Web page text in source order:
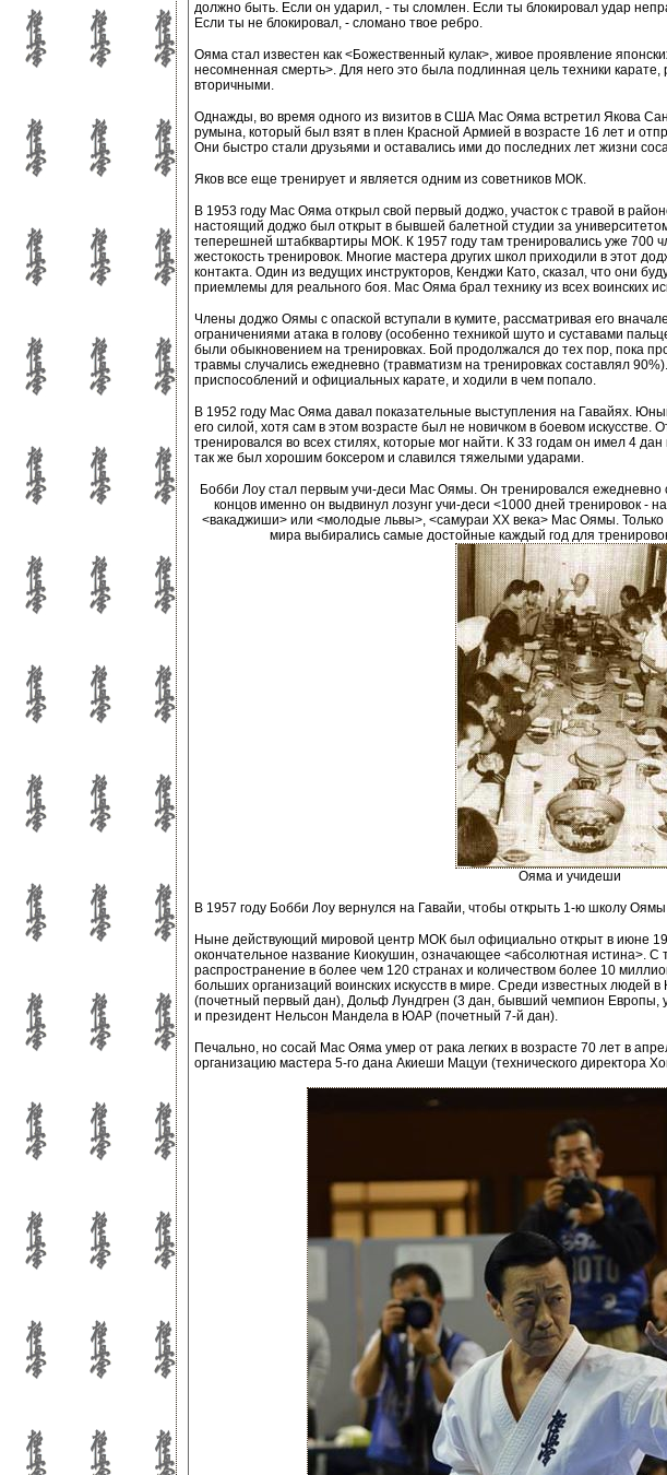
должно быть. Если он ударил, - ты сломлен. Если ты блокировал удар
Если ты не блокировал, - сломано твое ребро.
Ояма стал известен как <Божественный кулак>, живое проявление
несомненная смерть>. Для него это была подлинная цель техники
вторичными.
Однажды, во время одного из визитов в США Мас Ояма встретил Якова
румына, который был взят в плен Красной Армией в возрасте 16 лет и
Они быстро стали друзьями и оставались ими до последних лет жизни
Яков все еще тренирует и является одним из советников МОК.
В 1953 году Мас Ояма открыл свой первый доджо, участок с травой в
настоящий доджо был открыт в бывшей балетной студии за
теперешней штабквартиры МОК. К 1957 году там тренировались уже 700
жестокость тренировок. Многие мастера других школ приходили в этот
контакта. Один из ведущих инструкторов, Кенджи Като, сказал, что они
приемлемы для реального боя. Мас Ояма брал технику из всех воинских
Члены доджо Оямы с опаской вступали в кумите, рассматривая его
ограничениями атака в голову (особенно техникой шуто и суставами
были обыкновением на тренировках. Бой продолжался до тех пор, пока
травмы случались ежедневно (травматизм на тренировках составлял
приспособлений и официальных карате, и ходили в чем попало.
В 1952 году Мас Ояма давал показательные выступления на Гавайях.
его силой, хотя сам в этом возрасте был не новичком в боевом искусстве.
тренировался во всех стилях, которые мог найти. К 33 годам он имел 4
так же был хорошим боксером и славился тяжелыми ударами.
Бобби Лоу стал первым учи-деси Мас Оямы. Он тренировался ежедневно
концов именно он выдвинул лозунг учи-деси <1000 дней тренировок -
<вакаджиши> или <молодые львы>, <самураи XX века> Мас Оямы. Только
мира выбирались самые достойные каждый год для
Ояма и учидеши
В 1957 году Бобби Лоу вернулся на Гавайи, чтобы открыть 1-ю школу
Ныне действующий мировой центр МОК был официально открыт в июне
окончательное название Киокушин, означающее <абсолютная истина>. С
распространение в более чем 120 странах и количеством более 10
больших организаций воинских искусств в мире. Среди известных людей
(почетный первый дан), Дольф Лундгрен (3 дан, бывший чемпион Европы,
и президент Нельсон Мандела в ЮАР (почетный 7-й дан).
Печально, но сосай Мас Ояма умер от рака легких в возрасте 70 лет в
организацию мастера 5-го дана Акиеши Мацуи (технического директора